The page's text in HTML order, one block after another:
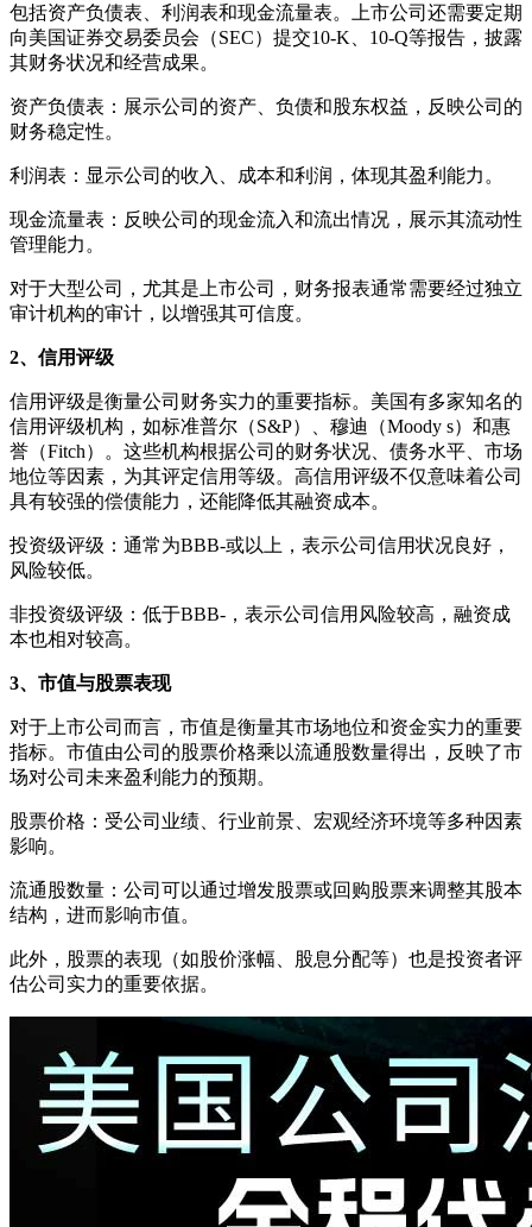
包括资产负债表、利润表和现金流量表。上市公司还需要定期
向美国证券交易委员会（SEC）提交10-K、10-Q等报告，披露
其财务状况和经营成果。
资产负债表：展示公司的资产、负债和股东权益，反映公司的
财务稳定性。
利润表：显示公司的收入、成本和利润，体现其盈利能力。
现金流量表：反映公司的现金流入和流出情况，展示其流动性
管理能力。
对于大型公司，尤其是上市公司，财务报表通常需要经过独立
审计机构的审计，以增强其可信度。
2、信用评级
信用评级是衡量公司财务实力的重要指标。美国有多家知名的
信用评级机构，如标准普尔（S&P）、穆迪（Moody s）和惠
誉（Fitch）。这些机构根据公司的财务状况、债务水平、市场
地位等因素，为其评定信用等级。高信用评级不仅意味着公司
具有较强的偿债能力，还能降低其融资成本。
投资级评级：通常为BBB-或以上，表示公司信用状况良好，
风险较低。
非投资级评级：低于BBB-，表示公司信用风险较高，融资成
本也相对较高。
3、市值与股票表现
对于上市公司而言，市值是衡量其市场地位和资金实力的重要
指标。市值由公司的股票价格乘以流通股数量得出，反映了市
场对公司未来盈利能力的预期。
股票价格：受公司业绩、行业前景、宏观经济环境等多种因素
影响。
流通股数量：公司可以通过增发股票或回购股票来调整其股本
结构，进而影响市值。
此外，股票的表现（如股价涨幅、股息分配等）也是投资者评
估公司实力的重要依据。